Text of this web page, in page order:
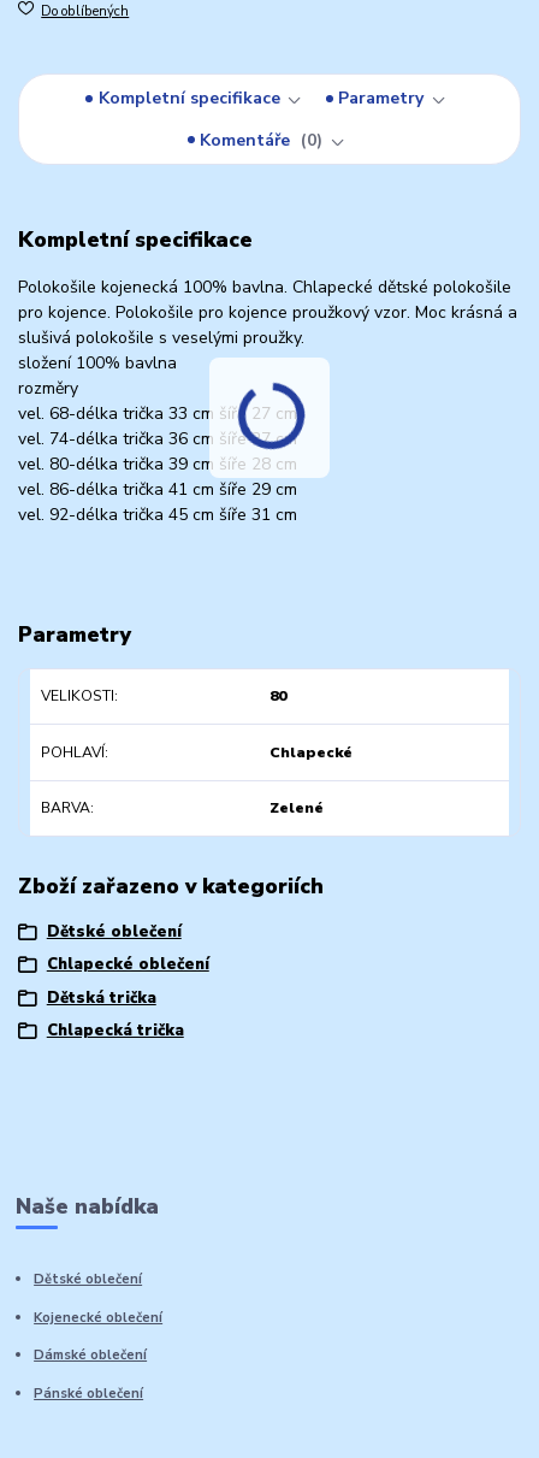
Do oblíbených
Kompletní specifikace
Parametry
Komentáře
0
Kompletní specifikace
Polokošile kojenecká 100% bavlna. Chlapecké dětské polokošile
pro kojence. Polokošile pro kojence proužkový vzor. Moc krásná a
slušivá polokošile s veselými proužky.
složení 100% bavlna
rozměry
vel. 68-délka trička 33 cm šíře 27 cm
vel. 74-délka trička 36 cm šíře 27 cm
vel. 80-délka trička 39 cm šíře 28 cm
vel. 86-délka trička 41 cm šíře 29 cm
vel. 92-délka trička 45 cm šíře 31 cm
Parametry
VELIKOSTI 80
POHLAVÍ Chlapecké
BARVA Zelené
Zboží zařazeno v kategoriích
Dětské oblečení
Chlapecké oblečení
Dětská trička
Chlapecká trička
Naše nabídka
Dětské oblečení
Kojenecké oblečení
Dámské oblečení
Pánské oblečení